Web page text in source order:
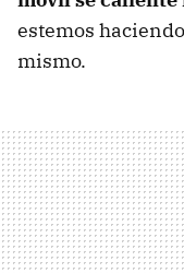
estemos
mismo.